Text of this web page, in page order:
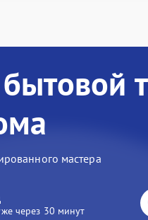
мастера
через 30 минут